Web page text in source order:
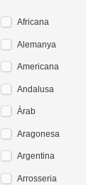
Africana
Alemanya
Americana
Andalusa
Àrab
Aragonesa
Argentina
Arrosseria